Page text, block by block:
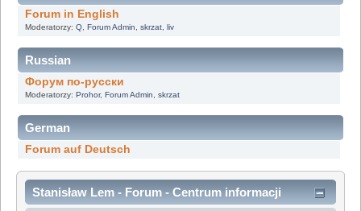
Forum in English
Moderatorzy: Q, Forum Admin skrzat, liv
Russian
Форум по-русски
Moderatorzy: Prohor, Forum Admin skrzat
German
Forum auf Deutsch
Stanisław Lem - Forum - Centrum informacji